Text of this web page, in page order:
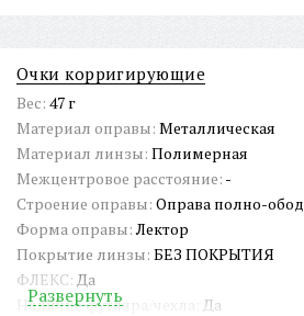
Очки корригирующие
Вес: 47 г
Материал оправы: Металлическая
Материал линзы: Полимерная
Межцентровое расстояние: -
Строение оправы: Оправа полно-
Форма оправы:Лектор
Покрытие линзы: БЕЗ ПОКРЫТИЯ
ФЛЕКС: Да
Наличие футляра/чехла: Да
Развернуть